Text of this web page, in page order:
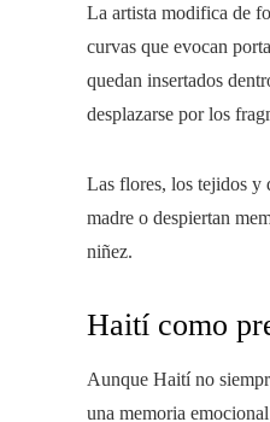
La artista modifica de
curvas que evocan
quedan insertados
desplazarse por los
Las flores, los tejidos y
madre o despiertan
niñez.
Haití como
Aunque Haití no
una memoria